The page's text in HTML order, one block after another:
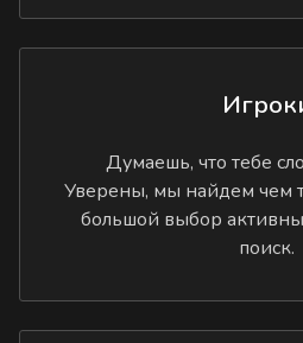
Думаешь, что тебе
Уверены, мы найдем чем
большой выбор
поиск.